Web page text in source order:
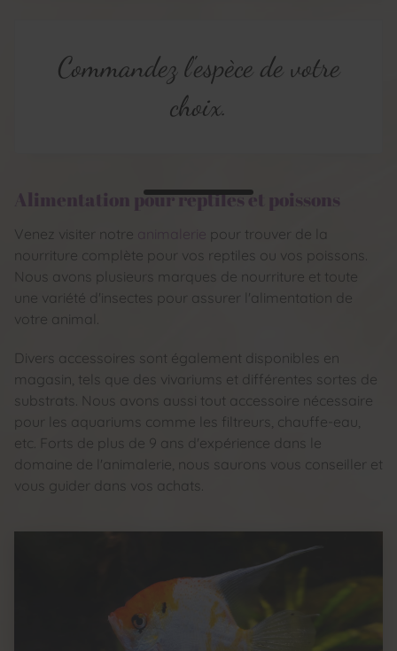
Commandez l'espèce de votre
choix.
Alimentation pour reptiles et poissons
Venez visiter notre animalerie pour trouver de la
nourriture complète pour vos reptiles ou vos poissons.
Nous avons plusieurs marques de nourriture et toute
une variété d'insectes pour assurer l'alimentation de
votre animal.
Divers accessoires sont également disponibles en
magasin, tels que des vivariums et différentes sortes de
substrats. Nous avons aussi tout accessoire nécessaire
pour les aquariums comme les filtreurs, chauffe-eau,
etc. Forts de plus de 9 ans d'expérience dans le
domaine de l'animalerie, nous saurons vous conseiller et
vous guider dans vos achats.